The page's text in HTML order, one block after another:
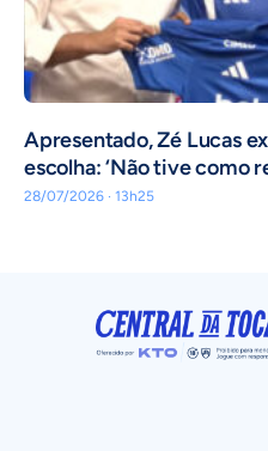
Apresentado, Zé Lucas
escolha: ‘Não tive como
28/07/2026 · 13h25